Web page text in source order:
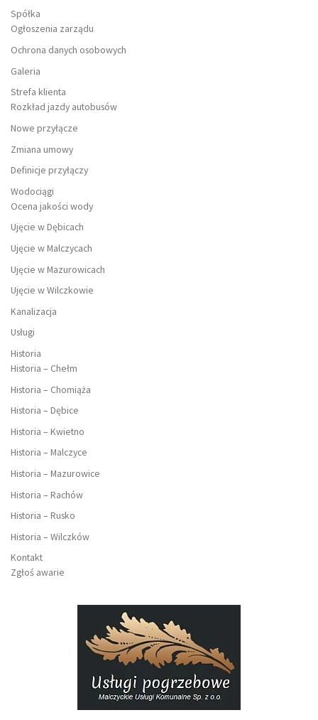
Spółka
Ogłoszenia zarządu
Ochrona danych osobowych
Galeria
Strefa klienta
Rozkład jazdy autobusów
Nowe przyłącze
Zmiana umowy
Definicje przyłączy
Wodociągi
Ocena jakości wody
Ujęcie w Dębicach
Ujęcie w Malczycach
Ujęcie w Mazurowicach
Ujęcie w Wilczkowie
Kanalizacja
Usługi
Historia
Historia – Chełm
Historia – Chomiąża
Historia – Dębice
Historia – Kwietno
Historia – Malczyce
Historia – Mazurowice
Historia – Rachów
Historia – Rusko
Historia – Wilczków
Kontakt
Zgłoś awarie